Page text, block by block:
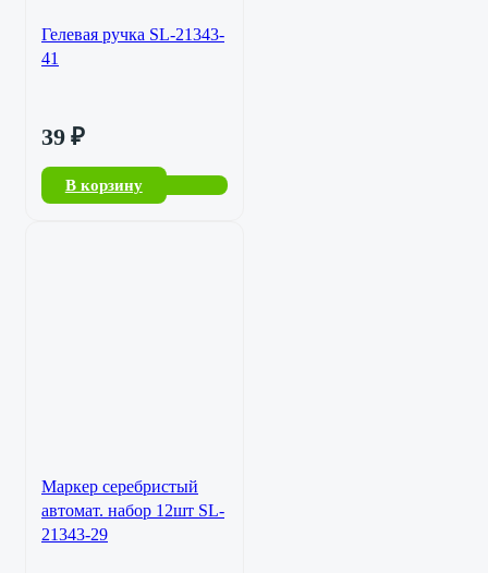
Гелевая ручка SL-21343-
41
39 ₽
В корзину
Маркер серебристый
автомат. набор 12шт SL-
21343-29